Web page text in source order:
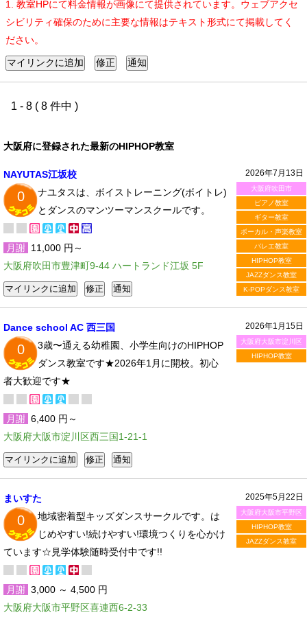
1. 教室HPにて料金情報が画像にて提供されています。ウェブアクセ
シビリティ確保のために主要な情報はテキスト形式にて掲載してく
ださい。
1 - 8 ( 8 件中 )
大阪府に登録された最新のHIPHOP教室
2026年7月13日
大阪府吹田市
ピアノ教室
ギター教室
ボーカル・声楽教室
バレエ教室
HIPHOP教室
JAZZダンス教室
K-POPダンス教室
NAYUTAS江坂校
0
ナユタスは、ボイストレーニング(ボイトレ)
とダンスのマンツーマンスクールです。
月謝 11,000 円～
大阪府吹田市豊津町9-44 ハートランド江坂 5F
2026年1月15日
大阪府大阪市淀川区
HIPHOP教室
Dance school AC 西三国
0
3歳〜通える幼稚園、小学生向けのHIPHOP
ダンス教室です★2026年1月に開校。初心
者大歓迎です★
月謝 6,400 円～
大阪府大阪市淀川区西三国1-21-1
2025年5月22日
大阪府大阪市平野区
HIPHOP教室
JAZZダンス教室
まいすた
0
地域密着型キッズダンスサークルです。は
じめやすい!続けやすい!環境つくりを心かけ
ています☆見学体験随時受付中です!!
月謝 3,000 ～ 4,500 円
大阪府大阪市平野区喜連西6-2-33